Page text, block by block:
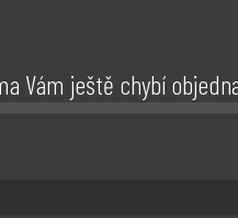
Vám ještě chybí